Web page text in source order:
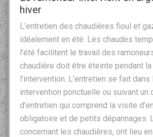
hiver
L’entretien des chaudières fioul et
idéalement en été. Les chaudes
l’été facilitent le travail des
chaudière doit être éteinte pendant
l’intervention. L’entretien se fait dans
intervention ponctuelle ou suivant un
d’entretien qui comprend la visite
obligatoire et de petits dépannages.
concernant les chaudières, ont lieu